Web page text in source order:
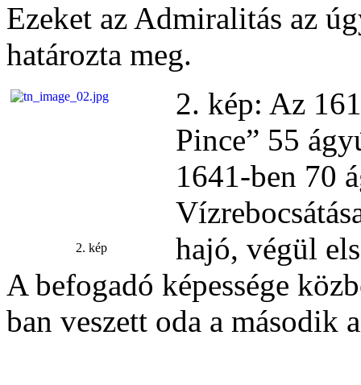
Ezeket az Admiralitás az
határozta meg.
2. kép
2. kép: Az
Pince” 55
1641-ben 70
hajó, végül
A befogadó képessége
ban veszett oda a második